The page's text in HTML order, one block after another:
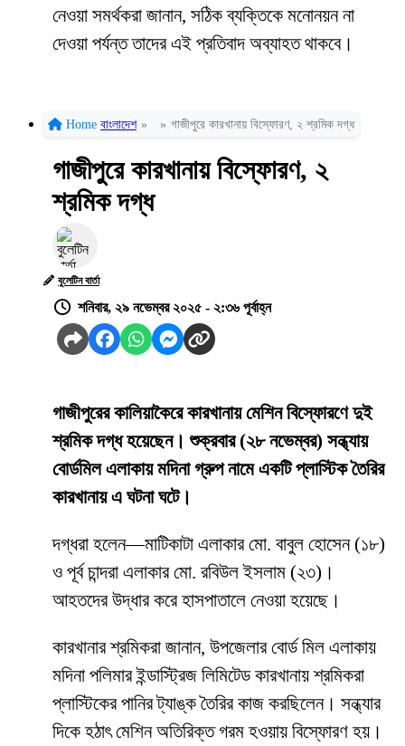
নেওয়া সমর্থকরা জানান, সঠিক ব্যক্তিকে মনোনয়ন না
দেওয়া পর্যন্ত তাদের এই প্রতিবাদ অব্যাহত থাকবে।
Home বাংলাদেশ » » গাজীপুরে কারখানায় বিস্ফোরণ, ২ শ্রমিক দগ্ধ
গাজীপুরে কারখানায় বিস্ফোরণ, ২
শ্রমিক দগ্ধ
বুলেটিন বার্তা
শনিবার, ২৯ নভেম্বর ২০২৫ - ২:৩৬ পূর্বাহ্ন
গাজীপুরের কালিয়াকৈরে কারখানায় মেশিন বিস্ফোরণে দুই
শ্রমিক দগ্ধ হয়েছেন। শুক্রবার (২৮ নভেম্বর) সন্ধ্যায়
বোর্ডমিল এলাকায় মদিনা গ্রুপ নামে একটি প্লাস্টিক তৈরির
কারখানায় এ ঘটনা ঘটে।
দগ্ধরা হলেন—মাটিকাটা এলাকার মো. বাবুল হোসেন (১৮)
ও পূর্ব চান্দরা এলাকার মো. রবিউল ইসলাম (২৩)।
আহতদের উদ্ধার করে হাসপাতালে নেওয়া হয়েছে।
কারখানার শ্রমিকরা জানান, উপজেলার বোর্ড মিল এলাকায়
মদিনা পলিমার ইন্ডাস্ট্রিজ লিমিটেড কারখানায় শ্রমিকরা
প্লাস্টিকের পানির ট্যাঙ্ক তৈরির কাজ করছিলেন। সন্ধ্যার
দিকে হঠাৎ মেশিন অতিরিক্ত গরম হওয়ায় বিস্ফোরণ হয়।